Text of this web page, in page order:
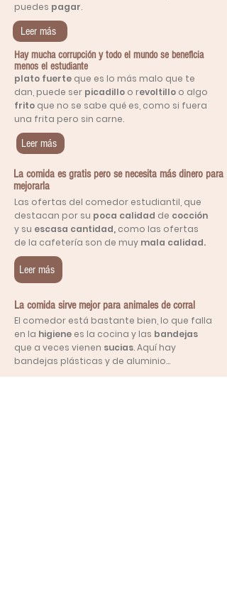
puedes pagar.
Leer más
Hay mucha corrupción y todo el mundo se beneficia
menos el estudiante
plato fuerte que es lo más malo que te
dan, puede ser picadillo o revoltillo o algo
frito que no se sabe qué es, como si fuera
una frita pero sin carne.
Leer más
La comida es gratis pero se necesita más dinero para
mejorarla
Las ofertas del comedor estudiantil, que
destacan por su poca calidad de cocción
y su escasa cantidad, como las ofertas
de la cafetería son de muy mala calidad.
Leer más
La comida sirve mejor para animales de corral
El comedor está bastante bien, lo que falla
en la higiene es la cocina y las bandejas
que a veces vienen sucias. Aquí hay
bandejas plásticas y de aluminio...